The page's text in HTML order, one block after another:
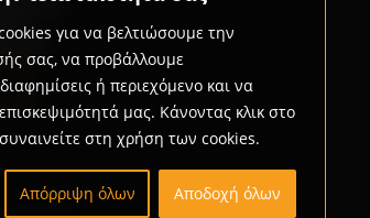
για να βελτιώσουμε την
σας, να προβάλλουμε
ή περιεχόμενο και να
μας. Κάνοντας κλικ στο
στη χρήση των cookies.
Απόρριψη όλων Αποδοχή όλων
και
να
σας.